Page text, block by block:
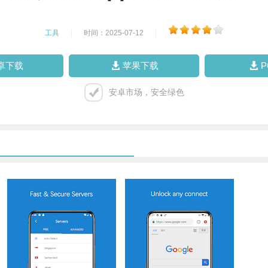
工具 时间：2025-07-12
下载 苹果下载
安卓市场，安全绿色